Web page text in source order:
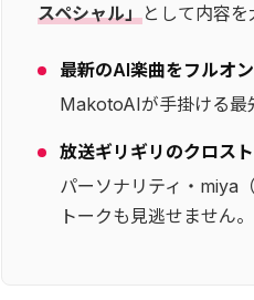
スペシャル」として内容を
最新のAI楽曲をフルオ
MakotoAIが手掛ける最
放送ギリギリのクロス
パーソナリティ・miya
トークも見逃せません。